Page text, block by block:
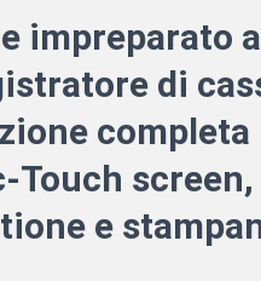
impreparato
di
completa
Touch screen,
e